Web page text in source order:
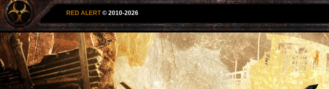
RED ALERT © 2010-2026